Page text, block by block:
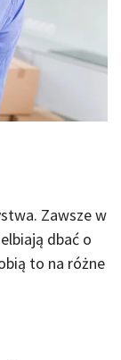
Zawsze w
dbać o
to na różne